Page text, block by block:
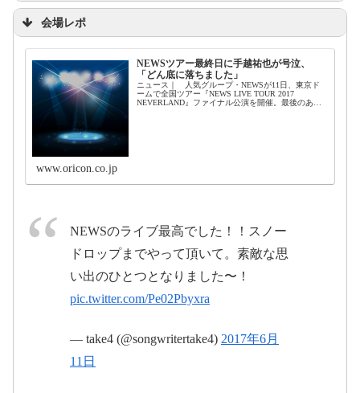
#NEWS
#
ミスチル
pic.twitter.com/BTapizg78e
2017年6月9日
June 11, 2017
pic.twitter.com/8hOHFFDfBU
pic.twitter.com/beKQz6M6GN
June 10, 2017
会場レポ
NEWSツアー最終日に手越祐也が号泣、
「どん底に落ちました」
ニュース｜ 人気グループ・NEWSが11日、東京ド
ームで全国ツアー『NEWS LIVE TOUR 2017
NEVERLAND』ファイナル公演を開催。最後のあい
www.oricon.co.jp
NEWSのライブ最高でした！！スノー
ドロップまでやって頂いて。素敵な思
い出のひとつとなりました〜！
pic.twitter.com/Pe02Pbyxra
— take4 (@songwritertake4) 2017年6月
11日